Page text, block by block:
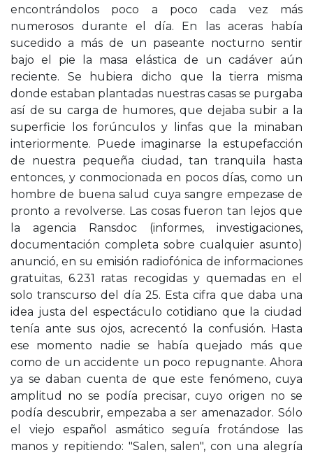
encontrándolos poco a poco cada vez más
numerosos durante el día. En las aceras había
sucedido a más de un paseante nocturno sentir
bajo el pie la masa elástica de un cadáver aún
reciente. Se hubiera dicho que la tierra misma
donde estaban plantadas nuestras casas se purgaba
así de su carga de humores, que dejaba subir a la
superficie los forúnculos y linfas que la minaban
interiormente. Puede imaginarse la estupefacción
de nuestra pequeña ciudad, tan tranquila hasta
entonces, y conmocionada en pocos días, como un
hombre de buena salud cuya sangre empezase de
pronto a revolverse. Las cosas fueron tan lejos que
la agencia Ransdoc (informes, investigaciones,
documentación completa sobre cualquier asunto)
anunció, en su emisión radiofónica de informaciones
gratuitas, 6.231 ratas recogidas y quemadas en el
solo transcurso del día 25. Esta cifra que daba una
idea justa del espectáculo cotidiano que la ciudad
tenía ante sus ojos, acrecentó la confusión. Hasta
ese momento nadie se había quejado más que
como de un accidente un poco repugnante. Ahora
ya se daban cuenta de que este fenómeno, cuya
amplitud no se podía precisar, cuyo origen no se
podía descubrir, empezaba a ser amenazador. Sólo
el viejo español asmático seguía frotándose las
manos y repitiendo: "Salen, salen", con una alegría